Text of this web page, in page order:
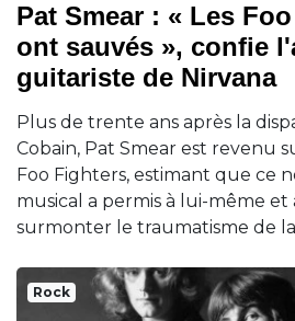
Pat Smear : « Les
ont sauvés », confie
guitariste de Nirvana
Plus de trente ans après la
Cobain, Pat Smear est revenu
Foo Fighters, estimant que ce
musical a permis à lui-même et
surmonter le traumatisme de
Rock